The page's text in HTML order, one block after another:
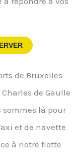
de Bruxelles
de Gaulle
sommes là pour
et de navette
à notre flotte